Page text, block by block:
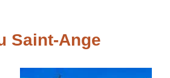
Saint-Ange